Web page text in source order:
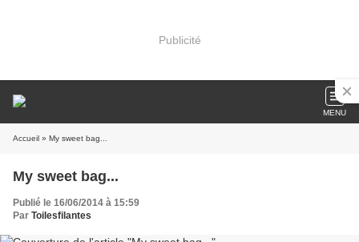
Publicité
MENU
Accueil » My sweet bag...
My sweet bag...
Publié le 16/06/2014 à 15:59
Par Toilesfilantes